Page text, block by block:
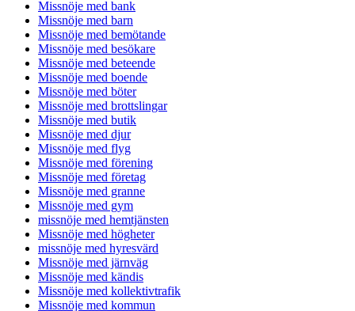
Missnöje med bank
Missnöje med barn
Missnöje med bemötande
Missnöje med besökare
Missnöje med beteende
Missnöje med boende
Missnöje med böter
Missnöje med brottslingar
Missnöje med butik
Missnöje med djur
Missnöje med flyg
Missnöje med förening
Missnöje med företag
Missnöje med granne
Missnöje med gym
missnöje med hemtjänsten
Missnöje med högheter
missnöje med hyresvärd
Missnöje med järnväg
Missnöje med kändis
Missnöje med kollektivtrafik
Missnöje med kommun